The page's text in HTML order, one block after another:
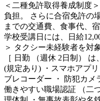
＜二種免許取得養成制度
負担。 さらに合宿免許の
までの交通費、食事代、
学校受講日には、日給
＞ タクシー未経験者を対
［ 日勤 （週休 2日制）
(規定あり) ・スマホアプ
ブレコーダー ・ 防犯カメ
働きやすい職場認証 （二